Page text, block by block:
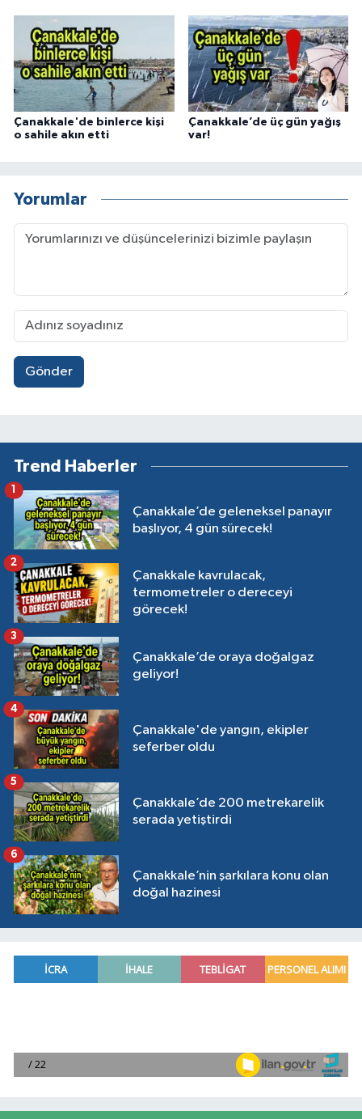
Çanakkale'de binlerce kişi
o sahile akın etti
Çanakkale’de üç gün yağış
var!
Yorumlar
Gönder
Trend Haberler
Çanakkale’de geleneksel panayır
başlıyor, 4 gün sürecek!
Çanakkale kavrulacak,
termometreler o dereceyi
görecek!
2
Çanakkale’de oraya doğalgaz
geliyor!
3
Çanakkale'de yangın, ekipler
seferber oldu
4
Çanakkale’de 200 metrekarelik
serada yetiştirdi
5
Çanakkale’nin şarkılara konu olan
doğal hazinesi
6